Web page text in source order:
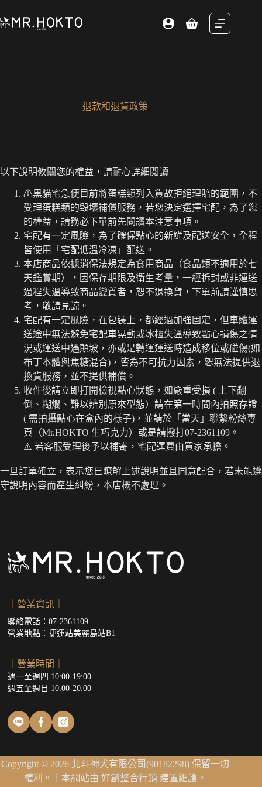
至
購
退款和退貨政策
以下說明攸關您的權益，請耐心詳細閱讀
⚠黑貓宅急便目前將蛋糕類列入貨故拒絕理賠的範圍，不
受理蛋糕類的毀壞補償服務，若您決定選擇宅配，為了您
的權益，請務必下單前先閱讀本注意事項。
宅配有一定風險，為了確保點心的新鮮及配送安全，全程
皆使用「宅配低溫冷凍」配送。
本店商品依據消保法規定為食用商品（食品類不適用於七
天鑑賞期），因保存期限及衛生考量，一經拆封或非運送
過程失溫導致商品變質者，恕不退換貨，下單前請謹慎思
考，敬請見諒。
宅配有一定風險，在包裝上，都經過加強固定，但車體運
送途中無法避免宅配車晃動或冰櫃失溫導致點心損傷之情
況或運送中遇顛坡，亦或是轉運運送時造成移位或碰傷(如
布丁本體與焦糖混合)，皆為不可抗力因素，恕無法提供退
換貨服務，並不提供補償。
收件後請立即打開檢視點心狀態，如嚴重受損 ( 上下翻
倒、糊爛、難以辨別原來型態）請在第一時間內拍照存證
( 需拍攝點心在盒內的樣子)，並請於「當天」聯繫粉絲專
頁（Mr.HOKTO 生巧克力）或是請撥打07-2361109。
⚠️ 若客服受理後予以補寄，宅配運費由買家承擔。
一旦訂單確立，表示您已瞭解上述說明並且同意配合，若未能遵
守說明內容而產生糾紛，本店概不處理。
｜營業資訊｜
聯絡電話：07-2361109
營業地點：捷運站美麗島站B1
｜營業時間｜
週一至週四 10:00-19:00
週五至週日 10:00-20:00
Copyright © 2026 北斗神犬有限公司(90182298) 保留一切
權利。｜本網站由好創整合行銷 建置維護。